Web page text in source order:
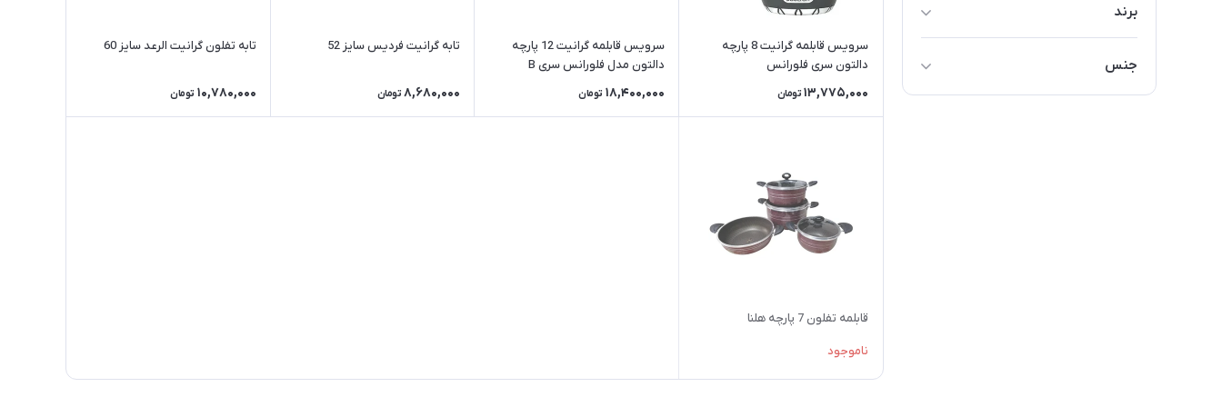
برند
الرعد
جنس
گرانيت
سرویس قابلمه گرانیت 8 پارچه
دالتون سری فلورانس
13,775,000 تومان
سرویس قابلمه گرانیت 12 پارچه
دالتون مدل فلورانس سری B
18,400,000 تومان
تابه گرانیت فردیس سایز 52
8,680,000 تومان
تابه تفلون گرانیت الرعد سایز 60
10,780,000 تومان
قابلمه تفلون 7 پارچه هلنا
ناموجود